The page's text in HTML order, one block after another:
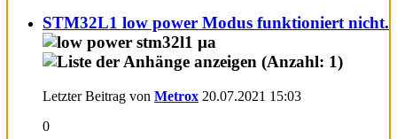
STM32L1 low power Modus funktioniert nicht.
Letzter Beitrag von Metrox 20.07.2021 15:03
0